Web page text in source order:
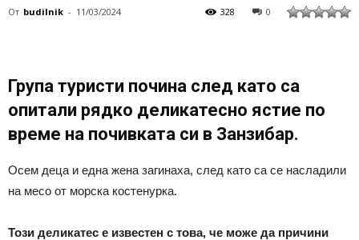
От budilnik - 11/03/2024 0
328
Група туристи почина след като са
опитали рядко деликатесно ястие по
време на почивката си в Занзибар.
Осем деца и една жена загинаха, след като са се насладили
на месо от морска костенурка.
Този деликатес е известен с това, че може да причини